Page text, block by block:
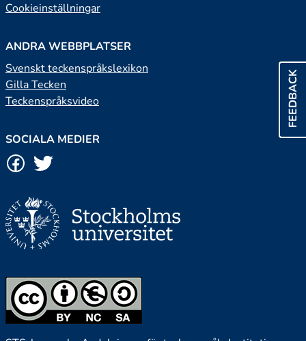
FEEDBACK
Cookieinställningar
ANDRA WEBBPLATSER
Svenskt teckenspråkslexikon
Gilla Tecken
Teckenspråksvideo
SOCIALA MEDIER